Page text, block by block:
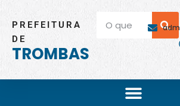
PREFEITURA
DE
TROMBAS